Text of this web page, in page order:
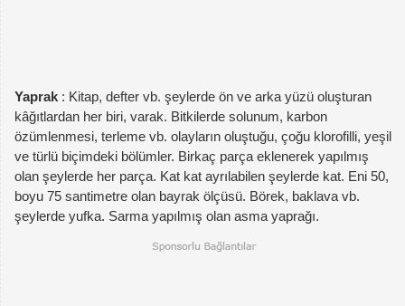
Yaprak : Kitap, defter vb. şeylerde ön ve arka yüzü oluşturan
kâğıtlardan her biri, varak. Bitkilerde solunum, karbon
özümlenmesi, terleme vb. olayların oluştuğu, çoğu klorofilli, yeşil
ve türlü biçimdeki bölümler. Birkaç parça eklenerek yapılmış
olan şeylerde her parça. Kat kat ayrılabilen şeylerde kat. Eni 50,
boyu 75 santimetre olan bayrak ölçüsü. Börek, baklava vb.
şeylerde yufka. Sarma yapılmış olan asma yaprağı.